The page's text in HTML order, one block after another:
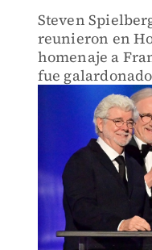
Steven
reunieron en
homenaje a
fue
trayectoria del
del Cine